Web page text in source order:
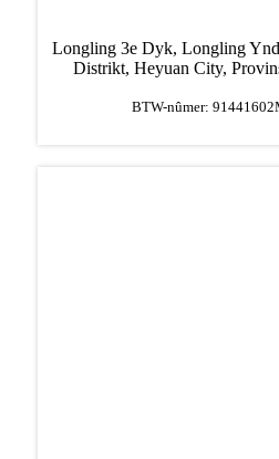
Longling 3e Dyk, Longling
Distrikt, Heyuan City,
BTW-nûmer: